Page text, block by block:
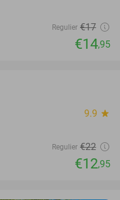
Regulier €17
€14,95
9.9 star
Regulier €22
€12,95